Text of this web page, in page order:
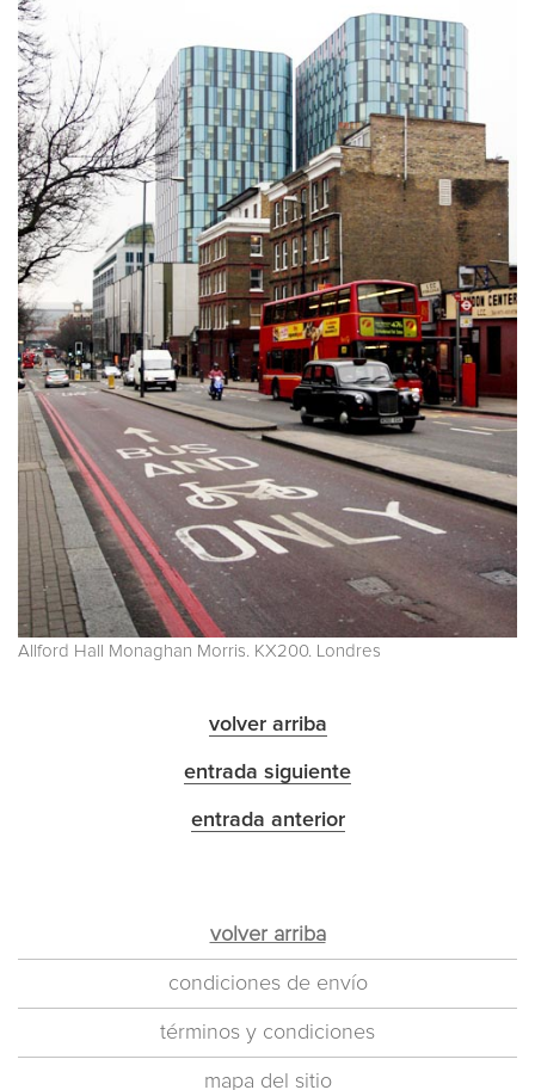
Allford Hall Monaghan Morris. KX200. Londres
volver arriba
entrada siguiente
entrada anterior
volver arriba
condiciones de envío
términos y condiciones
mapa del sitio